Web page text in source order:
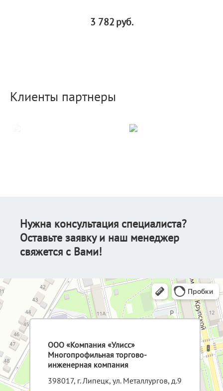
3 782руб.
Клиенты партнеры
Нужна консультация специалиста?
Оставьте заявку и наш менеджер
свяжется с Вами!
ООО «Компания «Улисс»
Многопрофильная торгово-
инженерная компания
398017, г. Липецк, ул. Металлургов, д.9